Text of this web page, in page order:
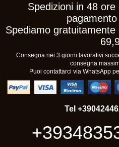
Spedizioni in 48
Spediamo
Consegna nei 3 giorni lavorativi
consegna
Puoi contattarci via WhatsApp
Tel